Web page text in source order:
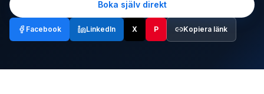
Boka själv direkt
Facebook LinkedIn X P Kopiera länk